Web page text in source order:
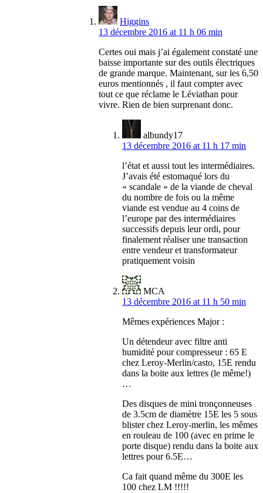
Higgins
13 décembre 2016 at 11 h 06 min
Certes oui mais j’ai également constaté une
baisse importante sur des outils électriques
de grande marque. Maintenant, sur les 6,50
euros mentionnés , il faut compter avec
tout ce que réclame le Léviathan pour
vivre. Rien de bien surprenant donc.
albundy17
13 décembre 2016 at 11 h 17 min
l’état et aussi tout les intermédiaires.
J’avais été estomaqué lors du
« scandale » de la viande de cheval
du nombre de fois ou la même
viande est vendue au 4 coins de
l’europe par des intermédiaires
successifs depuis leur ordi, pour
finalement réaliser une transaction
entre vendeur et transformateur
pratiquement voisin
MCA
13 décembre 2016 at 11 h 50 min
Mêmes expériences Major :
Un détendeur avec filtre anti
humidité pour compresseur : 65 E
chez Leroy-Merlin/casto, 15E rendu
dans la boite aux lettres (le même!)
…
Des disques de mini tronçonneuses
de 3.5cm de diamètre 15E les 5 sous
blister chez Leroy-merlin, les mêmes
en rouleau de 100 (avec en prime le
porte disque) rendu dans la boite aux
lettres pour 6.5E…
Ca fait quand même du 300E les
100 chez LM !!!!!